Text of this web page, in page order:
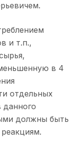
и т.п.,
в 4
отдельных
данного
должны быть